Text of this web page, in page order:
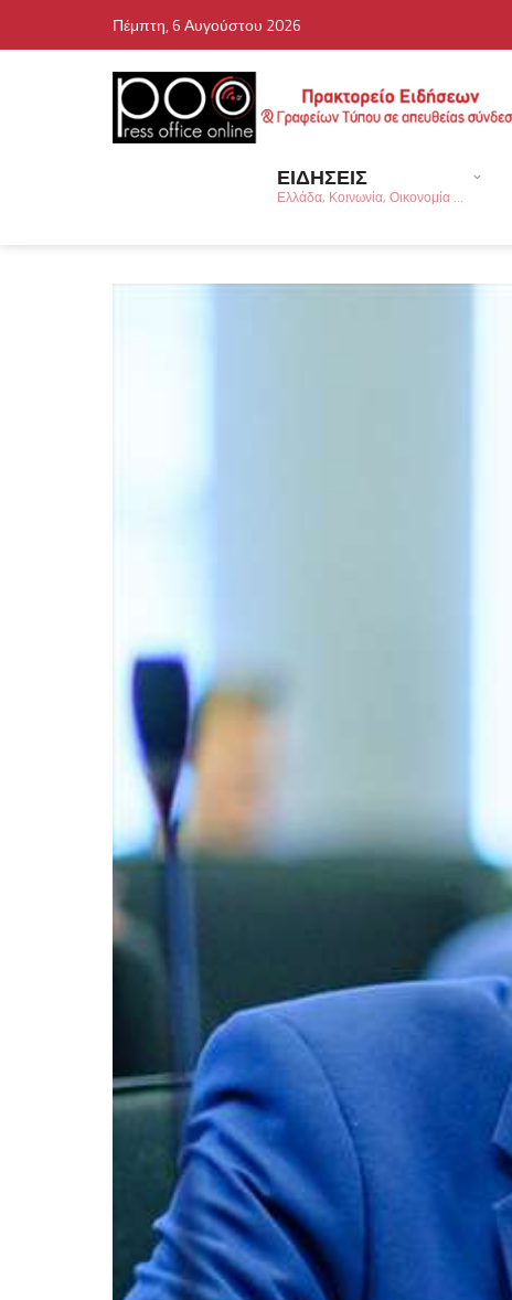
Πέμπτη, 6 Αυγούστου 2026
ΕΙΔΗΣΕΙΣ
Ελλάδα, Κοινωνία, Οικονομία ...